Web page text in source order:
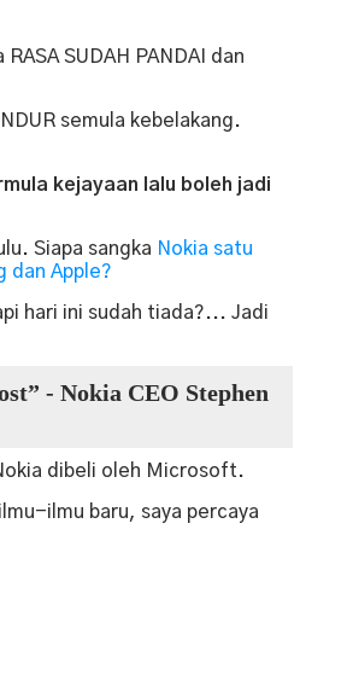
SUDAH PANDAI dan
semula kebelakang.
kejayaan lalu boleh jadi
Siapa sangka Nokia satu
dan Apple?
hari ini sudah tiada?... Jadi
- Nokia CEO Stephen
dibeli oleh Microsoft.
ilmu baru, saya percaya